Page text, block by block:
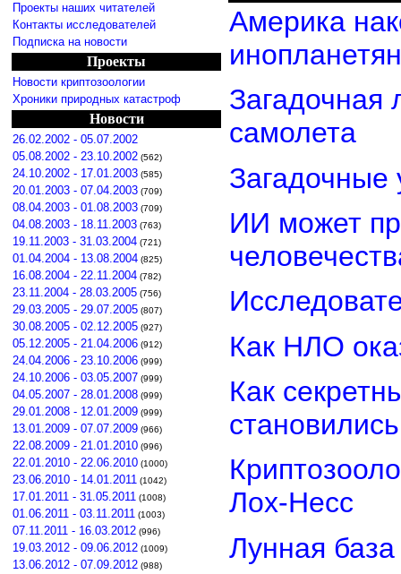
Проекты наших читателей
Контакты исследователей
Подписка на новости
Проекты
Новости криптозоологии
Хроники природных катастроф
Новости
26.02.2002 - 05.07.2002
05.08.2002 - 23.10.2002 (562)
24.10.2002 - 17.01.2003 (585)
20.01.2003 - 07.04.2003 (709)
08.04.2003 - 01.08.2003 (709)
04.08.2003 - 18.11.2003 (763)
19.11.2003 - 31.03.2004 (721)
01.04.2004 - 13.08.2004 (825)
16.08.2004 - 22.11.2004 (782)
23.11.2004 - 28.03.2005 (756)
29.03.2005 - 29.07.2005 (807)
30.08.2005 - 02.12.2005 (927)
05.12.2005 - 21.04.2006 (912)
24.04.2006 - 23.10.2006 (999)
24.10.2006 - 03.05.2007 (999)
04.05.2007 - 28.01.2008 (999)
29.01.2008 - 12.01.2009 (999)
13.01.2009 - 07.07.2009 (966)
22.08.2009 - 21.01.2010 (996)
22.01.2010 - 22.06.2010 (1000)
23.06.2010 - 14.01.2011 (1042)
17.01.2011 - 31.05.2011 (1008)
01.06.2011 - 03.11.2011 (1003)
07.11.2011 - 16.03.2012 (996)
19.03.2012 - 09.06.2012 (1009)
13.06.2012 - 07.09.2012 (988)
Америка
инопланетян
Загадочная
самолета
Загадочные
ИИ может
Как НЛО
Как
Лох-Несс
Лунная